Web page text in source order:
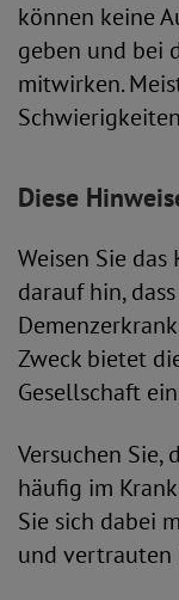
können keine
geben und bei
mitwirken.
Diese
Weisen Sie
darauf hin,
Zweck bietet
Gesellschaft
Versuchen Sie,
häufig im
Sie sich dabei
und vertrauten